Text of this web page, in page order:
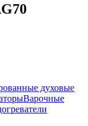
духовые
Варочные